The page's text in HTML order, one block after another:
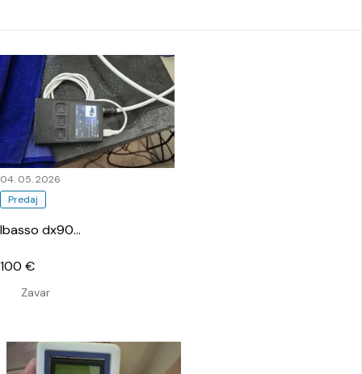
Predaj
04. 05. 2026
Ibasso dx90…
Zavar
100 €